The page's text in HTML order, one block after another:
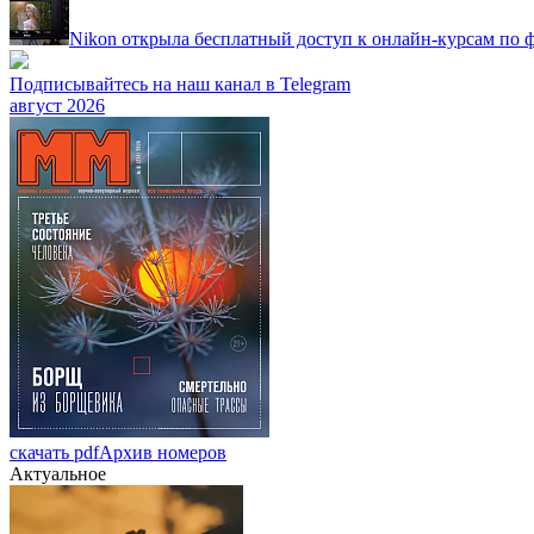
Nikon открыла бесплатный доступ к онлайн-курсам по
Подписывайтесь на наш канал в Telegram
август 2026
скачать pdfАрхив номеров
Актуальное